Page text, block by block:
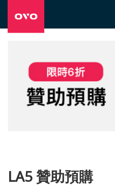
LA5 贊助預購